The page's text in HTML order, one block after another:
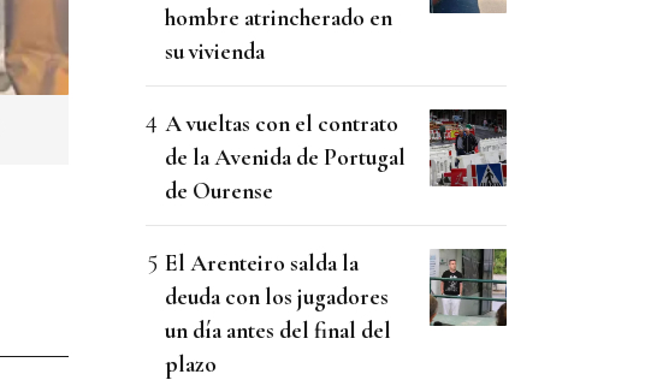
hombre atrincherado en
su vivienda
A vueltas con el contrato
de la Avenida de Portugal
de Ourense
El Arenteiro salda la
deuda con los jugadores
un día antes del final del
plazo